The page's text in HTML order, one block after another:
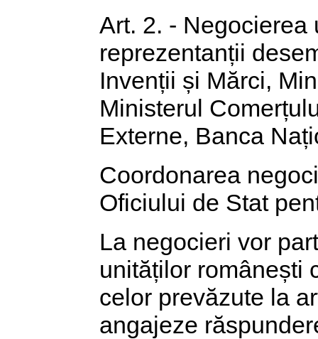
Art. 2. - Negocierea
reprezentanții
Invenții și Mărci,
Ministerul
Externe, Banca
Coordonarea
Oficiului de Stat
La negocieri vor
unităților românești
celor prevăzute la
angajeze